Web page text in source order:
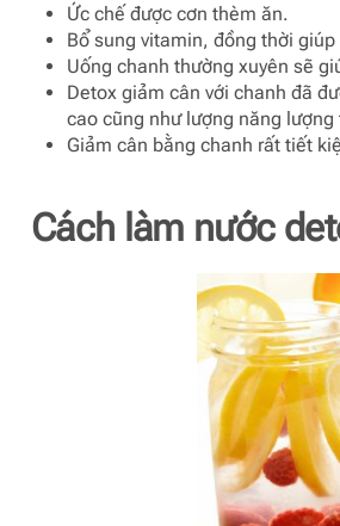
Ức chế được cơn thèm ăn.
Bổ sung vitamin, đồng thời
Uống chanh thường xuyên sẽ
Detox giảm cân với chanh đã
cao cũng như lượng năng
Giảm cân bằng chanh rất tiết
Cách làm nước